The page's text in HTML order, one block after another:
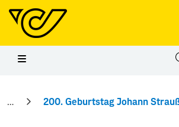
Springe zu Hauptinhalt